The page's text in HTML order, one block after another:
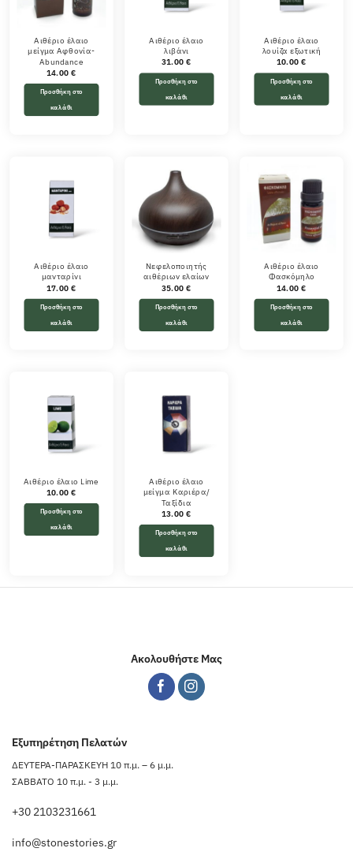
Αιθέριο έλαιο
μείγμα Αφθονία-
Abundance
14.00€
Προσθήκη στο
καλάθι
Αιθέριο έλαιο
λιβάνι
31.00€
Προσθήκη στο
καλάθι
Αιθέριο έλαιο
λουίζα εξωτική
10.00€
Προσθήκη στο
καλάθι
Αιθέριο έλαιο
μανταρίνι
17.00€
Προσθήκη στο
καλάθι
Νεφελοποιητής
αιθέριων ελαίων
35.00€
Προσθήκη στο
καλάθι
Αιθέριο έλαιο
Φασκόμηλο
14.00€
Προσθήκη στο
καλάθι
Αιθέριο έλαιο Lime
10.00€
Προσθήκη στο
καλάθι
Αιθέριο έλαιο
μείγμα Καριέρα/
Ταξίδια
13.00€
Προσθήκη στο
καλάθι
Ακολουθήστε Μας
Εξυπηρέτηση Πελατών
ΔΕΥΤΕΡΑ-ΠΑΡΑΣΚΕΥΗ 10 π.μ. – 6 μ.μ.
ΣΑΒΒΑΤΟ 10 π.μ. - 3 μ.μ.
+30 2103231661
info@stonestories.gr